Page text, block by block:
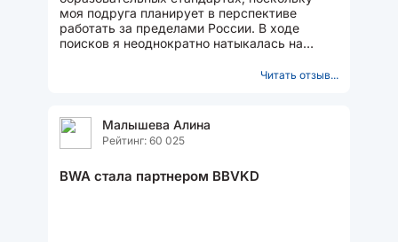
моя подруга планирует в перспективе
работать за пределами России. В ходе
поисков я неоднократно натыкалась на
Читать отзыв...
Малышева Алина
Рейтинг: 60 025
BWA стала партнером BBVKD